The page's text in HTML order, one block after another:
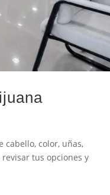
cabello, color, uñas,
tus opciones y